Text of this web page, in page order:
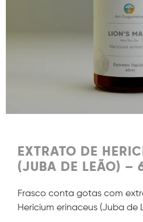
EXTRATO DE
(JUBA DE LEÃO) –
Frasco conta gotas com
Hericium erinaceus (Juba de